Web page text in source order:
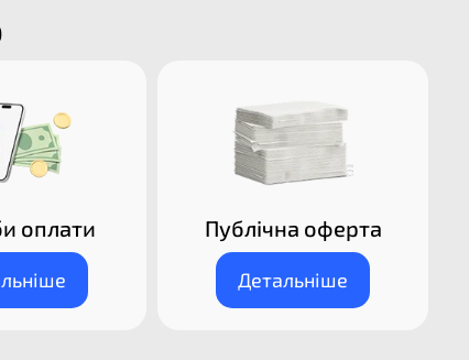
оплати Публічна оферта
Детальніше